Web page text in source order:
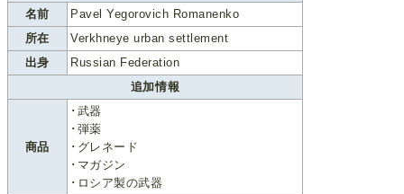
名前
Pavel Yegorovich Romanenko
所在
Verkhneye urban settlement
出身
Russian Federation
追加情報
商品
･武器
･弾薬
･グレネード
･マガジン
･ロシア製の武器